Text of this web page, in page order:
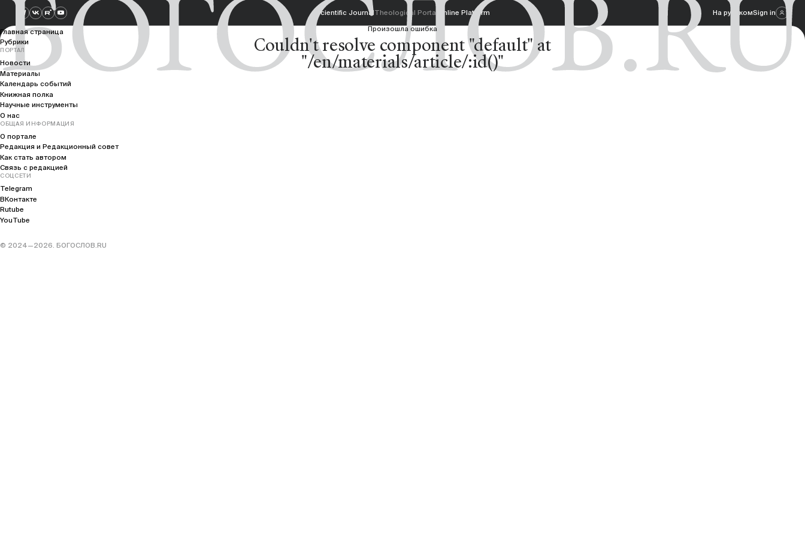
Scientific JournalTheological Portal Online Platform На русскомSign in
Главная страница
Рубрики
ПОРТАЛ
Новости
Материалы
Календарь событий
Книжная полка
Научные инструменты
О нас
ОБЩАЯ ИНФОРМАЦИЯ
О портале
Редакция и Редакционный совет
Как стать автором
Связь с редакцией
СОЦСЕТИ
Telegram
ВКонтакте
Rutube
YouTube
© 2024—2026. БОГОСЛОВ.RU
Произошла ошибка
Couldn't resolve component "default" at
"/en/materials/article/:id()"